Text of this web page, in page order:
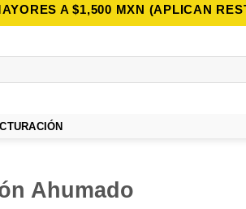
A $1,500 MXN (APLICAN
Ahumado